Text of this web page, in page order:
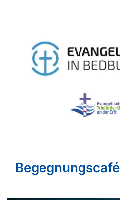
Begegnungscafé